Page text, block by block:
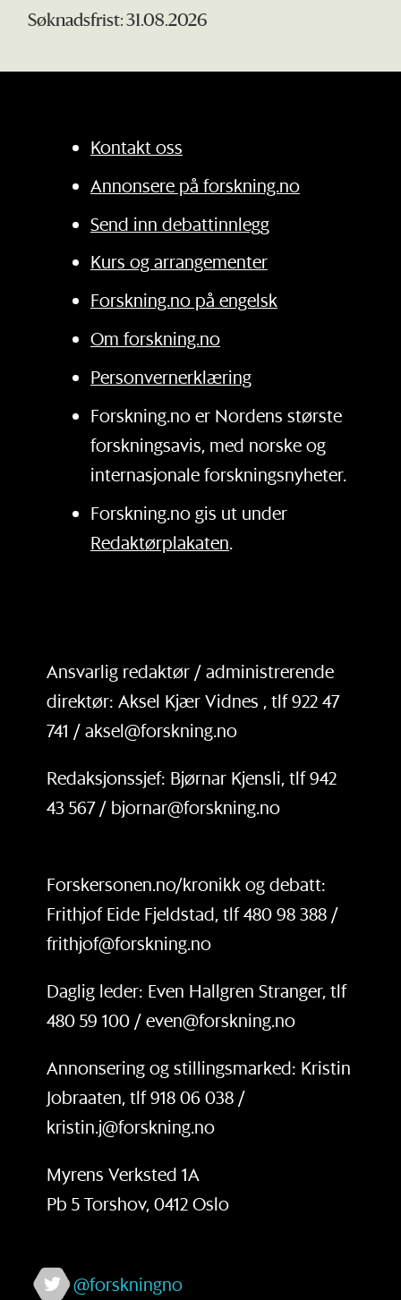
Søknadsfrist: 31.08.2026
Kontakt oss
Annonsere på forskning.no
Send inn debattinnlegg
Kurs og arrangementer
Forskning.no på engelsk
Om forskning.no
Personvernerklæring
Forskning.no er Nordens største
forskningsavis, med norske og
internasjonale forskningsnyheter.
Forskning.no gis ut under
Redaktørplakaten.
Ansvarlig redaktør / administrerende
direktør: Aksel Kjær Vidnes , tlf 922 47
741 / aksel@forskning.no
Redaksjonssjef: Bjørnar Kjensli, tlf 942
43 567 / bjornar@forskning.no
Forskersonen.no/kronikk og debatt:
Frithjof Eide Fjeldstad, tlf 480 98 388 /
frithjof@forskning.no
Daglig leder: Even Hallgren Stranger, tlf
480 59 100 / even@forskning.no
Annonsering og stillingsmarked: Kristin
Jobraaten, tlf 918 06 038 /
kristin.j@forskning.no
Myrens Verksted 1A
Pb 5 Torshov, 0412 Oslo
@forskningno